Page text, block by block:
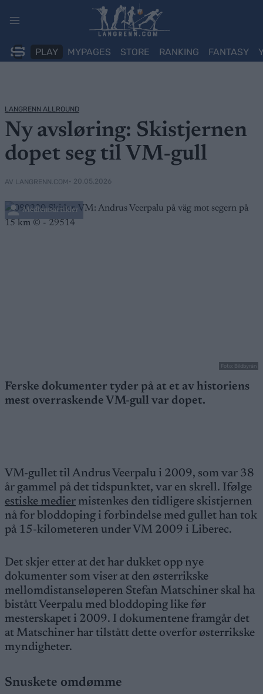
PLAY MYPAGES STORE RANKING FANTASY
LANGRENN ALLROUND
Ny avsløring: Skistjernen
dopet seg til VM-gull
AV LANGRENN.COM • 20.05.2026
Medlemsartikler
Foto: Bildbyrån
Ferske dokumenter tyder på at et av historiens
mest overraskende VM-gull var dopet.
VM-gullet til Andrus Veerpalu i 2009, som var 38
år gammel på det tidspunktet, var en skrell. Ifølge
estiske medier mistenkes den tidligere skistjernen
nå for bloddoping i forbindelse med gullet han tok
på 15-kilometeren under VM 2009 i Liberec.
Det skjer etter at det har dukket opp nye
dokumenter som viser at den østerrikske
mellomdistanseløperen Stefan Matschiner skal ha
bistått Veerpalu med bloddoping like før
mesterskapet i 2009. I dokumentene framgår det
at Matschiner har tilstått dette overfor østerrikske
myndigheter.
Snuskete omdømme